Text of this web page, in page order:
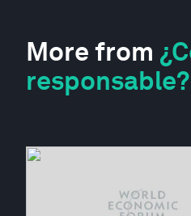
More from
responsable?